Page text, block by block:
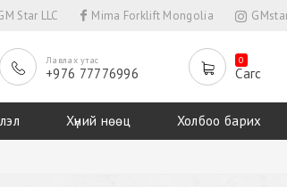
Star LLC Mima Forklift Mongolia
Лавлах утас
+976 77776996
0
Сагс
Хүний нөөц Холбоо барих